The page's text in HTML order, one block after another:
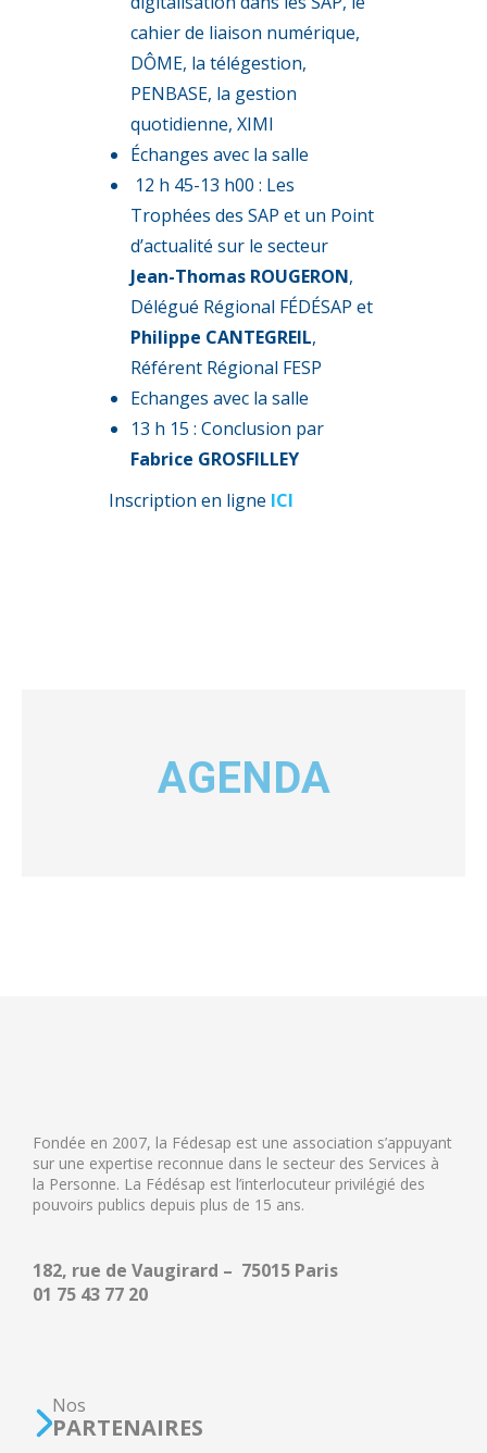
cahier de liaison numérique,
DÔME, la télégestion,
PENBASE, la gestion
quotidienne, XIMI
Échanges avec la salle
12 h 45-13 h00 : Les
Trophées des SAP et un Point
d’actualité sur le secteur
Jean-Thomas ROUGERON,
Délégué Régional FÉDÉSAP et
Philippe CANTEGREIL,
Référent Régional FESP
Echanges avec la salle
13 h 15 : Conclusion par
Fabrice GROSFILLEY
Inscription en ligne ICI
AGENDA
Fondée en 2007, la Fédesap est une association s’appuyant
sur une expertise reconnue dans le secteur des Services à
la Personne. La Fédésap est l’interlocuteur privilégié des
pouvoirs publics depuis plus de 15 ans.
182, rue de Vaugirard – 75015 Paris
01 75 43 77 20
Nos
PARTENAIRES